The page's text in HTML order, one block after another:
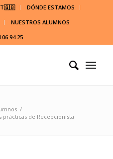
DÓNDE ESTAMOS
NUESTROS ALUMNOS
94 25
/
prácticas de Recepcionista